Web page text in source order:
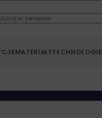
MATERIAŁYTECHNOLOGIE